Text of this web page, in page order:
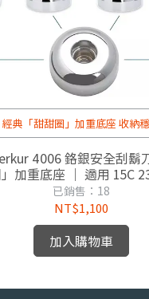
經典「甜甜圈」加重底座 收納
4006 鉻銀安全刮鬍
」加重底座 ｜ 適用 15C
34C 37C
已銷售：18
NT$1,100
加入購物車